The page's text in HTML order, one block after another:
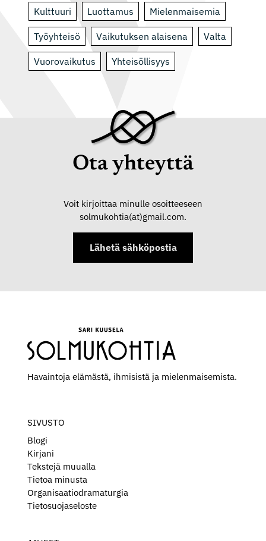
Kulttuuri Luottamus Mielenmaisemia
Työyhteisö Vaikutuksen alaisena Valta
Vuorovaikutus Yhteisöllisyys
Ota yhteyttä
Voit kirjoittaa minulle osoitteeseen
solmukohtia(at)gmail.com.
Lähetä sähköpostia
Havaintoja elämästä, ihmisistä ja mielen­maisemista.
SIVUSTO
Blogi
Kirjani
Tekstejä muualla
Tietoa minusta
Organisaatiodramaturgia
Tietosuojaseloste